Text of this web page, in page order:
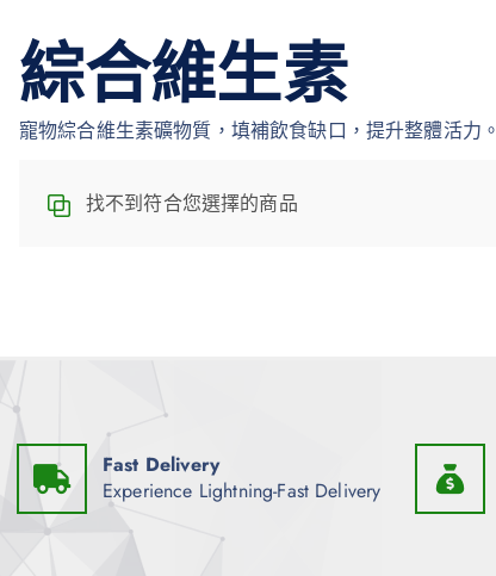
綜合維生素
寵物綜合維生素礦物質，填補飲食缺口，提升整體活力。
找不到符合您選擇的商品
Fast Delivery
Experience Lightning-Fast Delivery